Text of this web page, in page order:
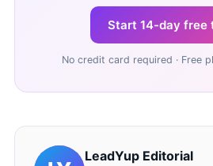
Start 14-day free
No credit card required · Free
LeadYup Editorial